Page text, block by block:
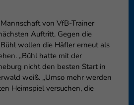
von VfB-Trainer
Auftritt. Gegen die
wollen die Häfler erneut als
„Bühl hatte mit der
nicht den besten Start in
weiß. „Umso mehr werden
Heimspiel versuchen, die